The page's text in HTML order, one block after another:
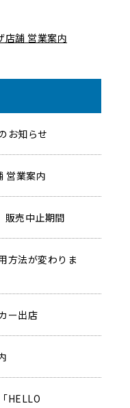
店舗 営業案内
お知らせ
営業案内
販売中止期間
方法が変わりま
ー出店
HELLO